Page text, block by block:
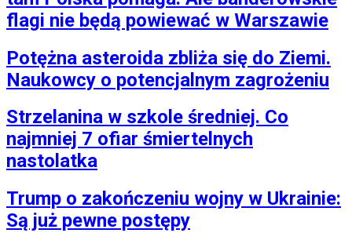
flagi nie będą powiewać w Warszawie
Potężna asteroida zbliża się do Ziemi.
Naukowcy o potencjalnym zagrożeniu
Strzelanina w szkole średniej. Co
najmniej 7 ofiar śmiertelnych
nastolatka
Trump o zakończeniu wojny w Ukrainie:
Są już pewne postępy